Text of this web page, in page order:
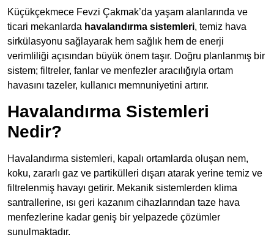
Küçükçekmece Fevzi Çakmak’da yaşam alanlarında ve
ticari mekanlarda havalandırma sistemleri, temiz hava
sirkülasyonu sağlayarak hem sağlık hem de enerji
verimliliği açısından büyük önem taşır. Doğru planlanmış bir
sistem; filtreler, fanlar ve menfezler aracılığıyla ortam
havasını tazeler, kullanıcı memnuniyetini artırır.
Havalandırma Sistemleri
Nedir?
Havalandırma sistemleri, kapalı ortamlarda oluşan nem,
koku, zararlı gaz ve partikülleri dışarı atarak yerine temiz ve
filtrelenmiş havayı getirir. Mekanik sistemlerden klima
santrallerine, ısı geri kazanım cihazlarından taze hava
menfezlerine kadar geniş bir yelpazede çözümler
sunulmaktadır.